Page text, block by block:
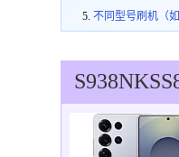
不同型号刷机（
S938NKSS